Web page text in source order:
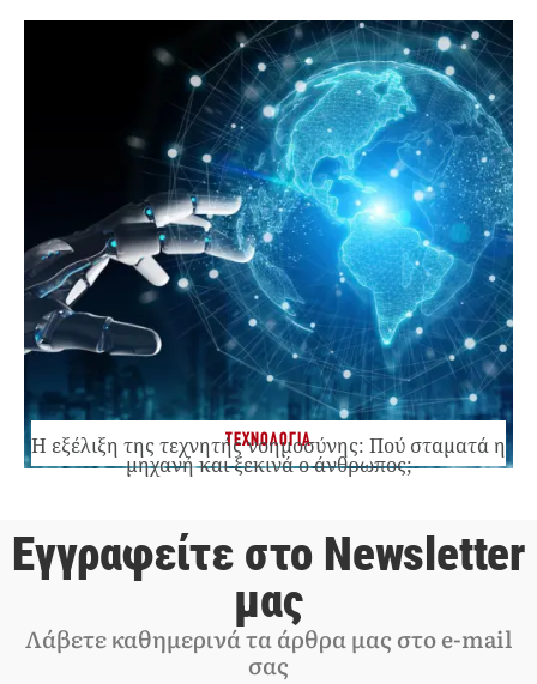
ΤΕΧΝΟΛΟΓΙΑ
Η εξέλιξη της τεχνητής νοημοσύνης: Πού σταματά η
μηχανή και ξεκινά ο άνθρωπος;
Εγγραφείτε στο Newsletter
μας
Λάβετε καθημερινά τα άρθρα μας στο e-mail
σας